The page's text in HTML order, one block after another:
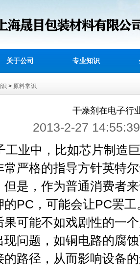
关于公司 专业知识
> 原料常识
干燥剂在电子行
2013-2-27
业中，比如芯片制造
常严格的指导方针英特
但是，作为普通消费者
的PC，可能会让PC罢
果可能不如戏剧性的一
现问题，如铜电路的腐
的路径，从而影响设备